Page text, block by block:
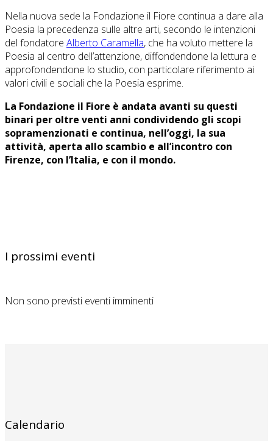
Nella nuova sede la Fondazione il Fiore continua a dare alla
Poesia la precedenza sulle altre arti, secondo le intenzioni
del fondatore Alberto Caramella, che ha voluto mettere la
Poesia al centro dell’attenzione, diffondendone la lettura e
approfondendone lo studio, con particolare riferimento ai
valori civili e sociali che la Poesia esprime.
La Fondazione il Fiore è andata avanti su questi
binari per oltre venti anni condividendo gli scopi
sopramenzionati e continua, nell’oggi, la sua
attività, aperta allo scambio e all’incontro con
Firenze, con l’Italia, e con il mondo.
I prossimi eventi
Non sono previsti eventi imminenti
Calendario